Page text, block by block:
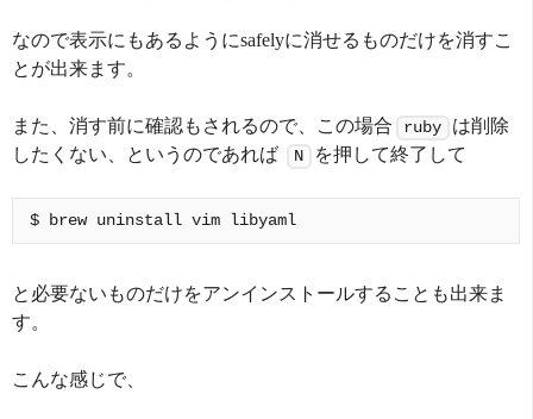
なので表示にもあるようにsafelyに消せるものだけを消すこ
とが出来ます。
また、消す前に確認もされるので、この場合 ruby
は削除
したくない、というのであれば
N を押して終了して
と必要ないものだけをアンインストールすることも出来ま
す。
こんな感じで、